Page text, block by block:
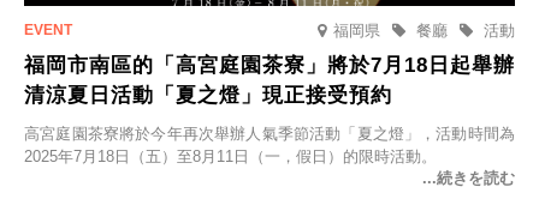
福岡県 活動
餐廳
福岡市南區的「高宮庭園茶寮」將於7月18日起舉辦
清涼夏日活動「夏之燈」現正接受預約
高宮庭園茶寮將於今年再次舉辦人氣季節活動「夏之燈」，活動時間為
2025年7月18日（五）至8月11日（一，假日）的限時活動。